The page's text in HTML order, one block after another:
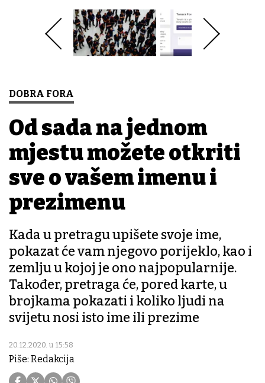
DOBRA FORA
Od sada na jednom
mjestu možete otkriti
sve o vašem imenu i
prezimenu
Kada u pretragu upišete svoje ime,
pokazat će vam njegovo porijeklo, kao i
zemlju u kojoj je ono najpopularnije.
Također, pretraga će, pored karte, u
brojkama pokazati i koliko ljudi na
svijetu nosi isto ime ili prezime
20.12.2020. u 15:58
Piše: Redakcija